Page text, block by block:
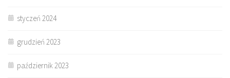
styczeń 2024
grudzień 2023
październik 2023